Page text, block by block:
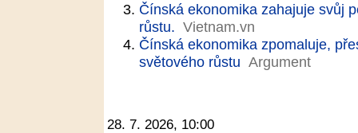
Čínská ekonomika zahajuje svůj
růstu. Vietnam.vn
Čínská ekonomika zpomaluje,
světového růstu Argument
28. 7. 2026, 10:00